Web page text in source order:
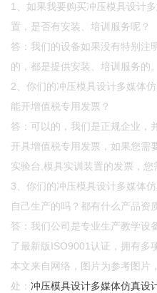
1、如果我要购买冲压模具设计
置，是否有安装、培训服务呢？
答：我们的设备如果没有特别注
的，都是提供安装、培训服务的。
2、你们的冲压模具设计多媒体
能开增值税专用发票？
答：可以的，我们是正规企业，
开具增值税专用发票，如果您需
实验台,模具实训装置的发票，您
3、你们的冲压模具设计多媒体
自己生产的吗？都有什么产品资
答：我们公司是专业生产教学设
了最新版ISO9001认证，拥有多
本文来自网络，图片为参考图片
处：冲压模具设计多媒体仿真设